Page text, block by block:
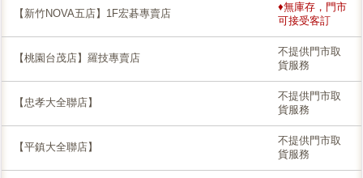
【新竹NOVA五店】1F宏碁專賣店
♦無庫存，門市
可接受客訂
【桃園台茂店】羅技專賣店
不提供門市取
貨服務
【忠孝大全聯店】
不提供門市取
貨服務
【平鎮大全聯店】
不提供門市取
貨服務